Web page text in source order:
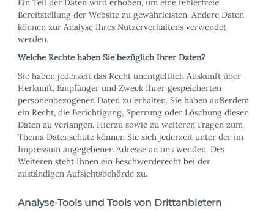
Ein Teil der Daten wird erhoben, um eine fehlerfreie
Bereitstellung der Website zu gewährleisten. Andere Daten
können zur Analyse Ihres Nutzerverhaltens verwendet
werden.
Welche Rechte haben Sie bezüglich Ihrer Daten?
Sie haben jederzeit das Recht unentgeltlich Auskunft über
Herkunft, Empfänger und Zweck Ihrer gespeicherten
personenbezogenen Daten zu erhalten. Sie haben außerdem
ein Recht, die Berichtigung, Sperrung oder Löschung dieser
Daten zu verlangen. Hierzu sowie zu weiteren Fragen zum
Thema Datenschutz können Sie sich jederzeit unter der im
Impressum angegebenen Adresse an uns wenden. Des
Weiteren steht Ihnen ein Beschwerderecht bei der
zuständigen Aufsichtsbehörde zu.
Analyse-Tools und Tools von Drittanbietern